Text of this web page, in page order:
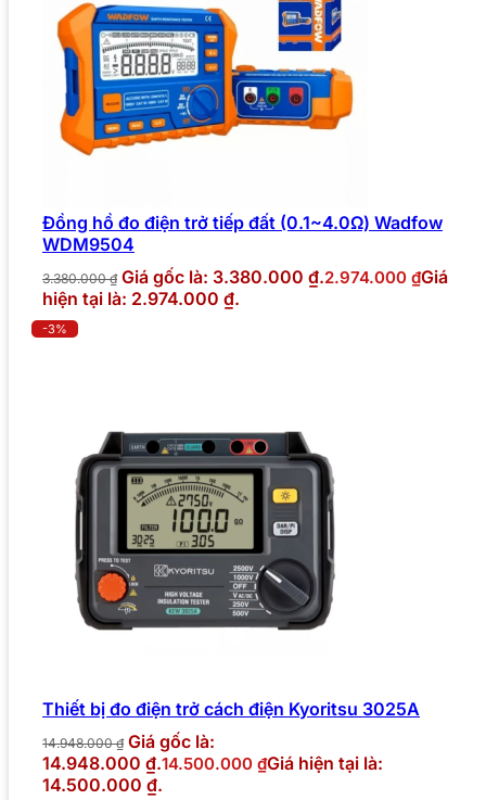
Đồng hồ đo điện trở tiếp đất (0.1~4.0Ω) Wadfow
WDM9504
3.380.000₫ Giá gốc là: 3.380.000 ₫.2.974.000 ₫Giá
hiện tại là: 2.974.000 ₫.
-3%
Thiết bị đo điện trở cách điện Kyoritsu 3025A
14.948.000₫ Giá gốc là:
14.948.000 ₫.14.500.000 ₫Giá hiện tại là:
14.500.000 ₫.